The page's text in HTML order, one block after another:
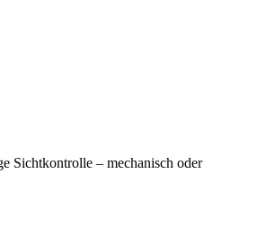
Sichtkontrolle – mechanisch oder